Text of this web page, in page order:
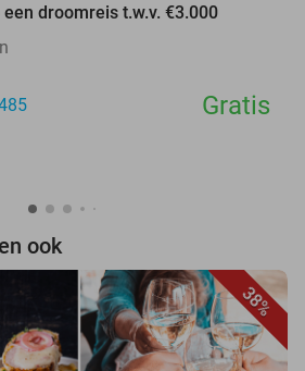
droomreis t.w.v. €3.000
Gratis
ook
38%